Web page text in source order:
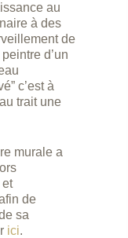
au
à des
de
d’un
c’est à
trait une
murale a
et
de
sa
ici.